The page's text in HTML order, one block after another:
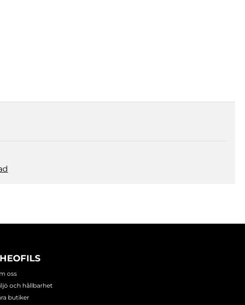
oss
och hållbarhet
butiker